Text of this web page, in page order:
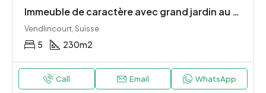
Immeuble de caractère avec grand jardin au cœur de Vendlincourt
Vendlincourt, Suisse
5 230m2
Call Email WhatsApp